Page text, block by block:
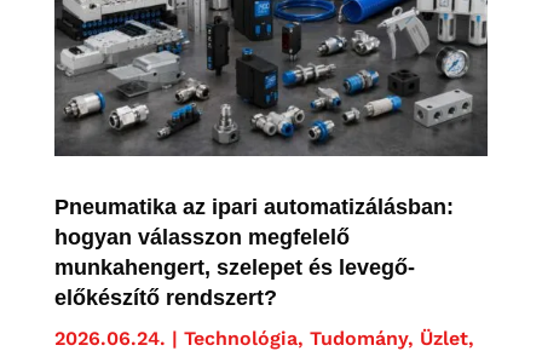
Pneumatika az ipari automatizálásban:
hogyan válasszon megfelelő
munkahengert, szelepet és levegő-
előkészítő rendszert?
2026.06.24. | Technológia, Tudomány, Üzlet,